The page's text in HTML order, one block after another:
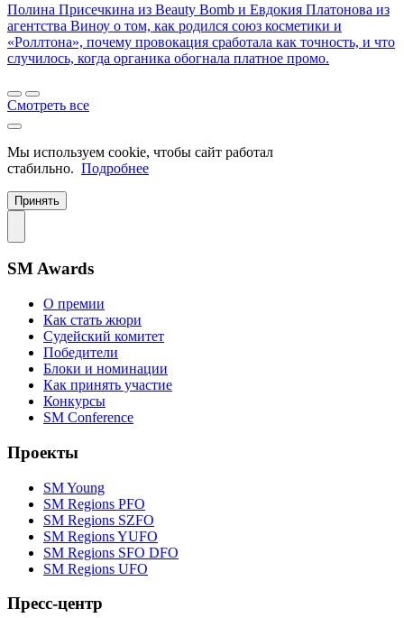
Полина Присечкина из Beauty Bomb и Евдокия Платонова из
агентства Виноу о том, как родился союз косметики и
«Роллтона», почему провокация сработала как точность, и что
случилось, когда органика обогнала платное промо.
Смотреть все
Мы используем cookie, чтобы сайт работал
стабильно. Подробнее
Принять
SM Awards
О премии
Как стать жюри
Судейский комитет
Победители
Блоки и номинации
Как принять участие
Конкурсы
SM Conference
Проекты
SM Young
SM Regions PFO
SM Regions SZFO
SM Regions YUFO
SM Regions SFO DFO
SM Regions UFO
Пресс-центр